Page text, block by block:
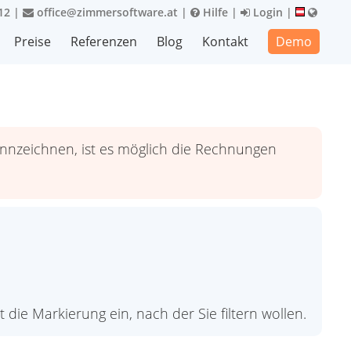
| office@zimmersoftware.at | Hilfe | Login |
Preise Referenzen Blog Kontakt Demo
ist es möglich die Rechnungen
die Markierung ein, nach der Sie filtern wollen.